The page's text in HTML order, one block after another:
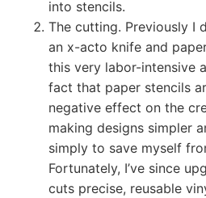
into stencils.
The cutting. Previously I
an x-acto knife and
this very labor-intensive
fact that paper stencils
negative effect on the
making designs simpler
simply to save myself
Fortunately, I’ve since
cuts precise, reusable